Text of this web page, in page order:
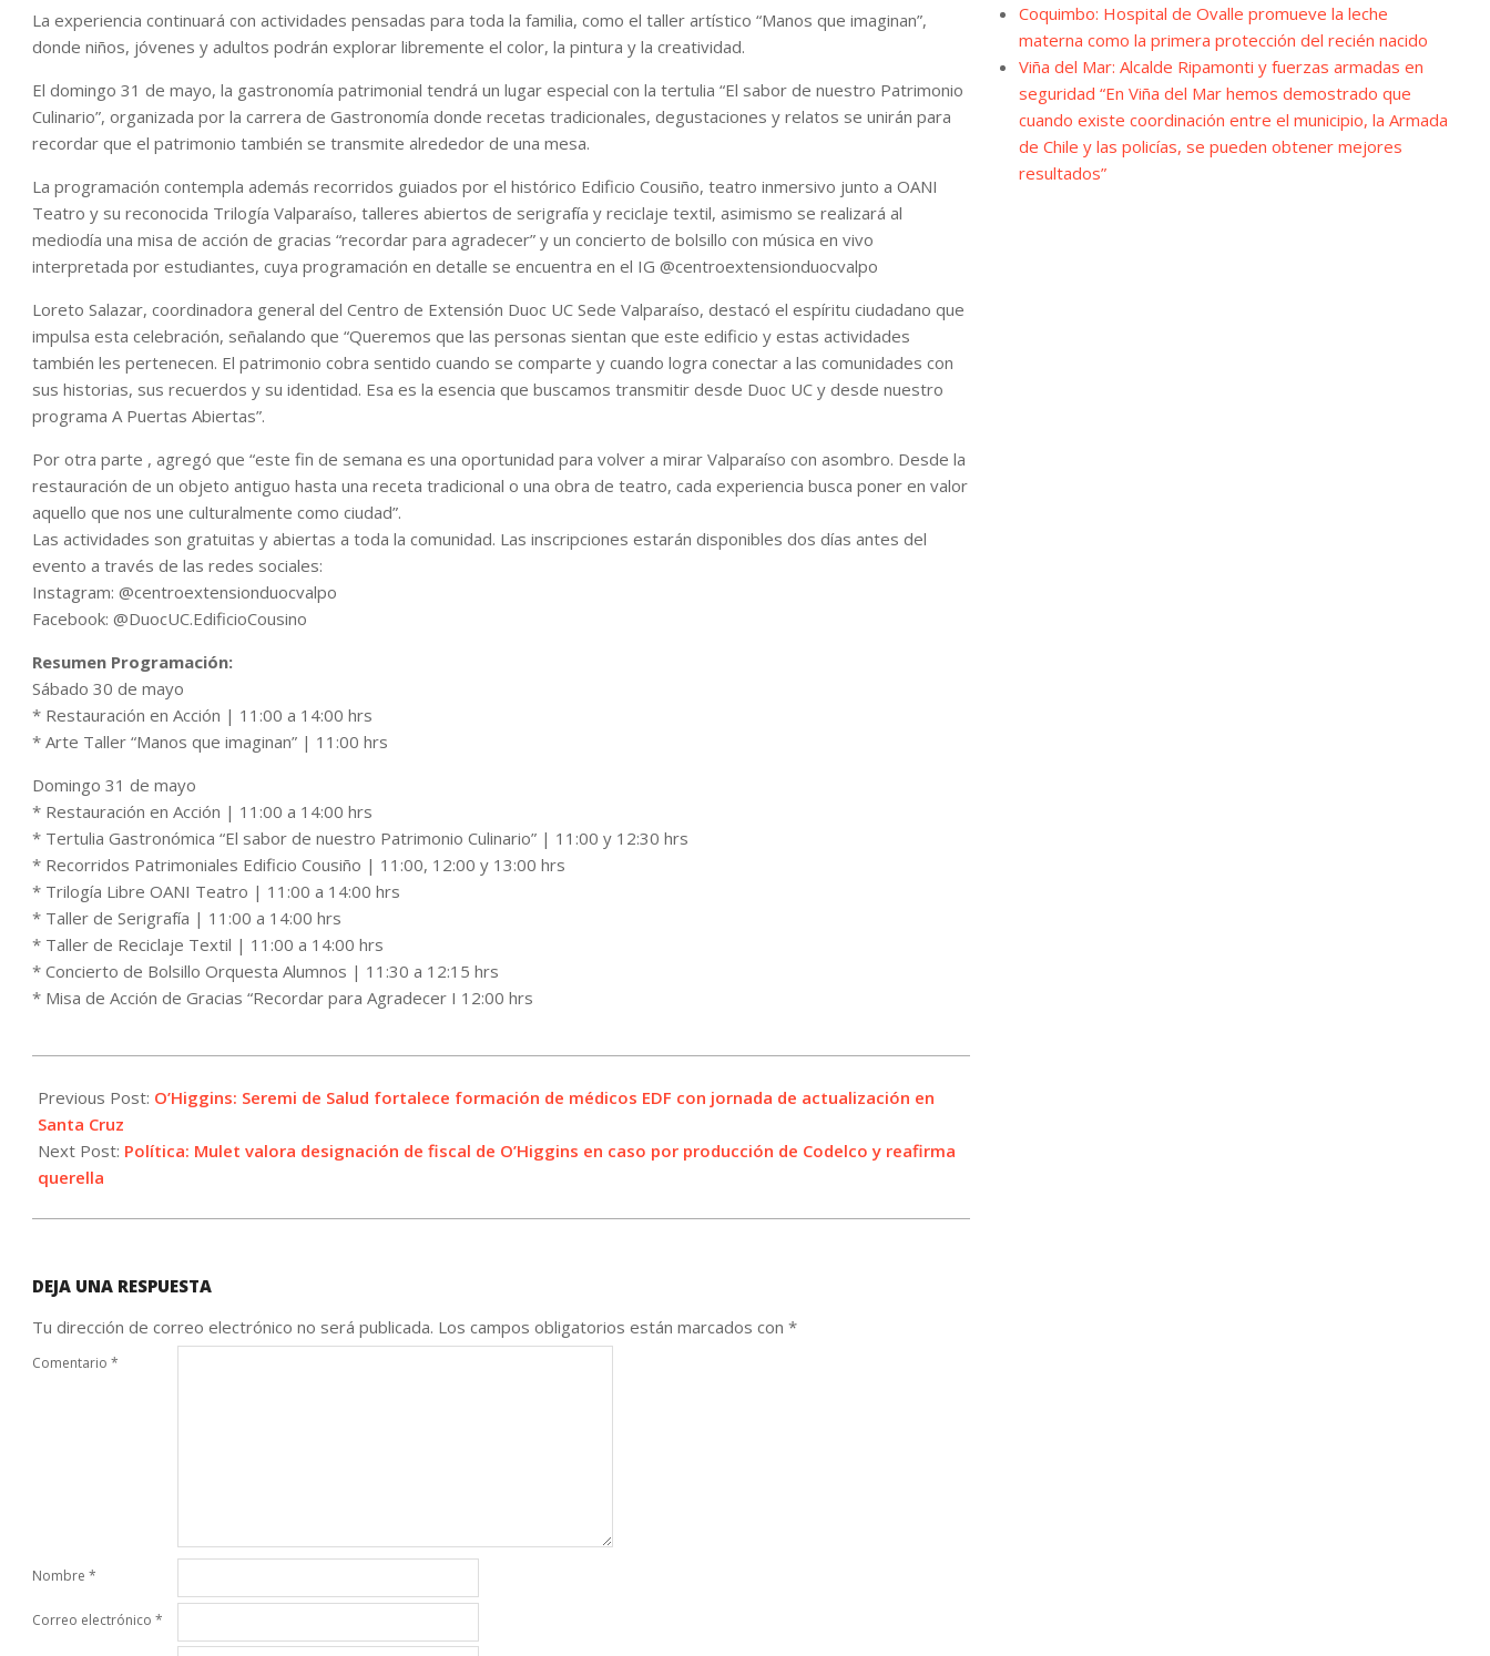
La experiencia continuará con actividades pensadas para toda la familia, como el taller artístico “Manos que imaginan”,
donde niños, jóvenes y adultos podrán explorar libremente el color, la pintura y la creatividad.
El domingo 31 de mayo, la gastronomía patrimonial tendrá un lugar especial con la tertulia “El sabor de nuestro Patrimonio
Culinario”, organizada por la carrera de Gastronomía donde recetas tradicionales, degustaciones y relatos se unirán para
recordar que el patrimonio también se transmite alrededor de una mesa.
La programación contempla además recorridos guiados por el histórico Edificio Cousiño, teatro inmersivo junto a OANI
Teatro y su reconocida Trilogía Valparaíso, talleres abiertos de serigrafía y reciclaje textil, asimismo se realizará al
mediodía una misa de acción de gracias “recordar para agradecer” y un concierto de bolsillo con música en vivo
interpretada por estudiantes, cuya programación en detalle se encuentra en el IG @centroextensionduocvalpo
Loreto Salazar, coordinadora general del Centro de Extensión Duoc UC Sede Valparaíso, destacó el espíritu ciudadano que
impulsa esta celebración, señalando que “Queremos que las personas sientan que este edificio y estas actividades
también les pertenecen. El patrimonio cobra sentido cuando se comparte y cuando logra conectar a las comunidades con
sus historias, sus recuerdos y su identidad. Esa es la esencia que buscamos transmitir desde Duoc UC y desde nuestro
programa A Puertas Abiertas”.
Por otra parte , agregó que “este fin de semana es una oportunidad para volver a mirar Valparaíso con asombro. Desde la
restauración de un objeto antiguo hasta una receta tradicional o una obra de teatro, cada experiencia busca poner en valor
aquello que nos une culturalmente como ciudad”.
Las actividades son gratuitas y abiertas a toda la comunidad. Las inscripciones estarán disponibles dos días antes del
evento a través de las redes sociales:
Instagram: @centroextensionduocvalpo
Facebook: @DuocUC.EdificioCousino
Resumen Programación:
Sábado 30 de mayo
* Restauración en Acción | 11:00 a 14:00 hrs
* Arte Taller “Manos que imaginan” | 11:00 hrs
Domingo 31 de mayo
* Restauración en Acción | 11:00 a 14:00 hrs
* Tertulia Gastronómica “El sabor de nuestro Patrimonio Culinario” | 11:00 y 12:30 hrs
* Recorridos Patrimoniales Edificio Cousiño | 11:00, 12:00 y 13:00 hrs
* Trilogía Libre OANI Teatro | 11:00 a 14:00 hrs
* Taller de Serigrafía | 11:00 a 14:00 hrs
* Taller de Reciclaje Textil | 11:00 a 14:00 hrs
* Concierto de Bolsillo Orquesta Alumnos | 11:30 a 12:15 hrs
* Misa de Acción de Gracias “Recordar para Agradecer I 12:00 hrs
05-
26
Previous Post: O’Higgins: Seremi de Salud fortalece formación de médicos EDF con jornada de actualización en
Santa Cruz
Next Post: Política: Mulet valora designación de fiscal de O’Higgins en caso por producción de Codelco y reafirma
querella
DEJA UNA RESPUESTA
Tu dirección de correo electrónico no será publicada. Los campos obligatorios están marcados con *
Comentario *
Nombre *
Correo electrónico *
Coquimbo: Hospital de Ovalle promueve la leche
materna como la primera protección del recién nacido
Viña del Mar: Alcalde Ripamonti y fuerzas armadas en
seguridad “En Viña del Mar hemos demostrado que
cuando existe coordinación entre el municipio, la Armada
de Chile y las policías, se pueden obtener mejores
resultados”